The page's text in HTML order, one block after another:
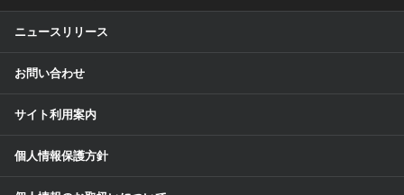
ニュースリリース
お問い合わせ
サイト利用案内
個人情報保護方針